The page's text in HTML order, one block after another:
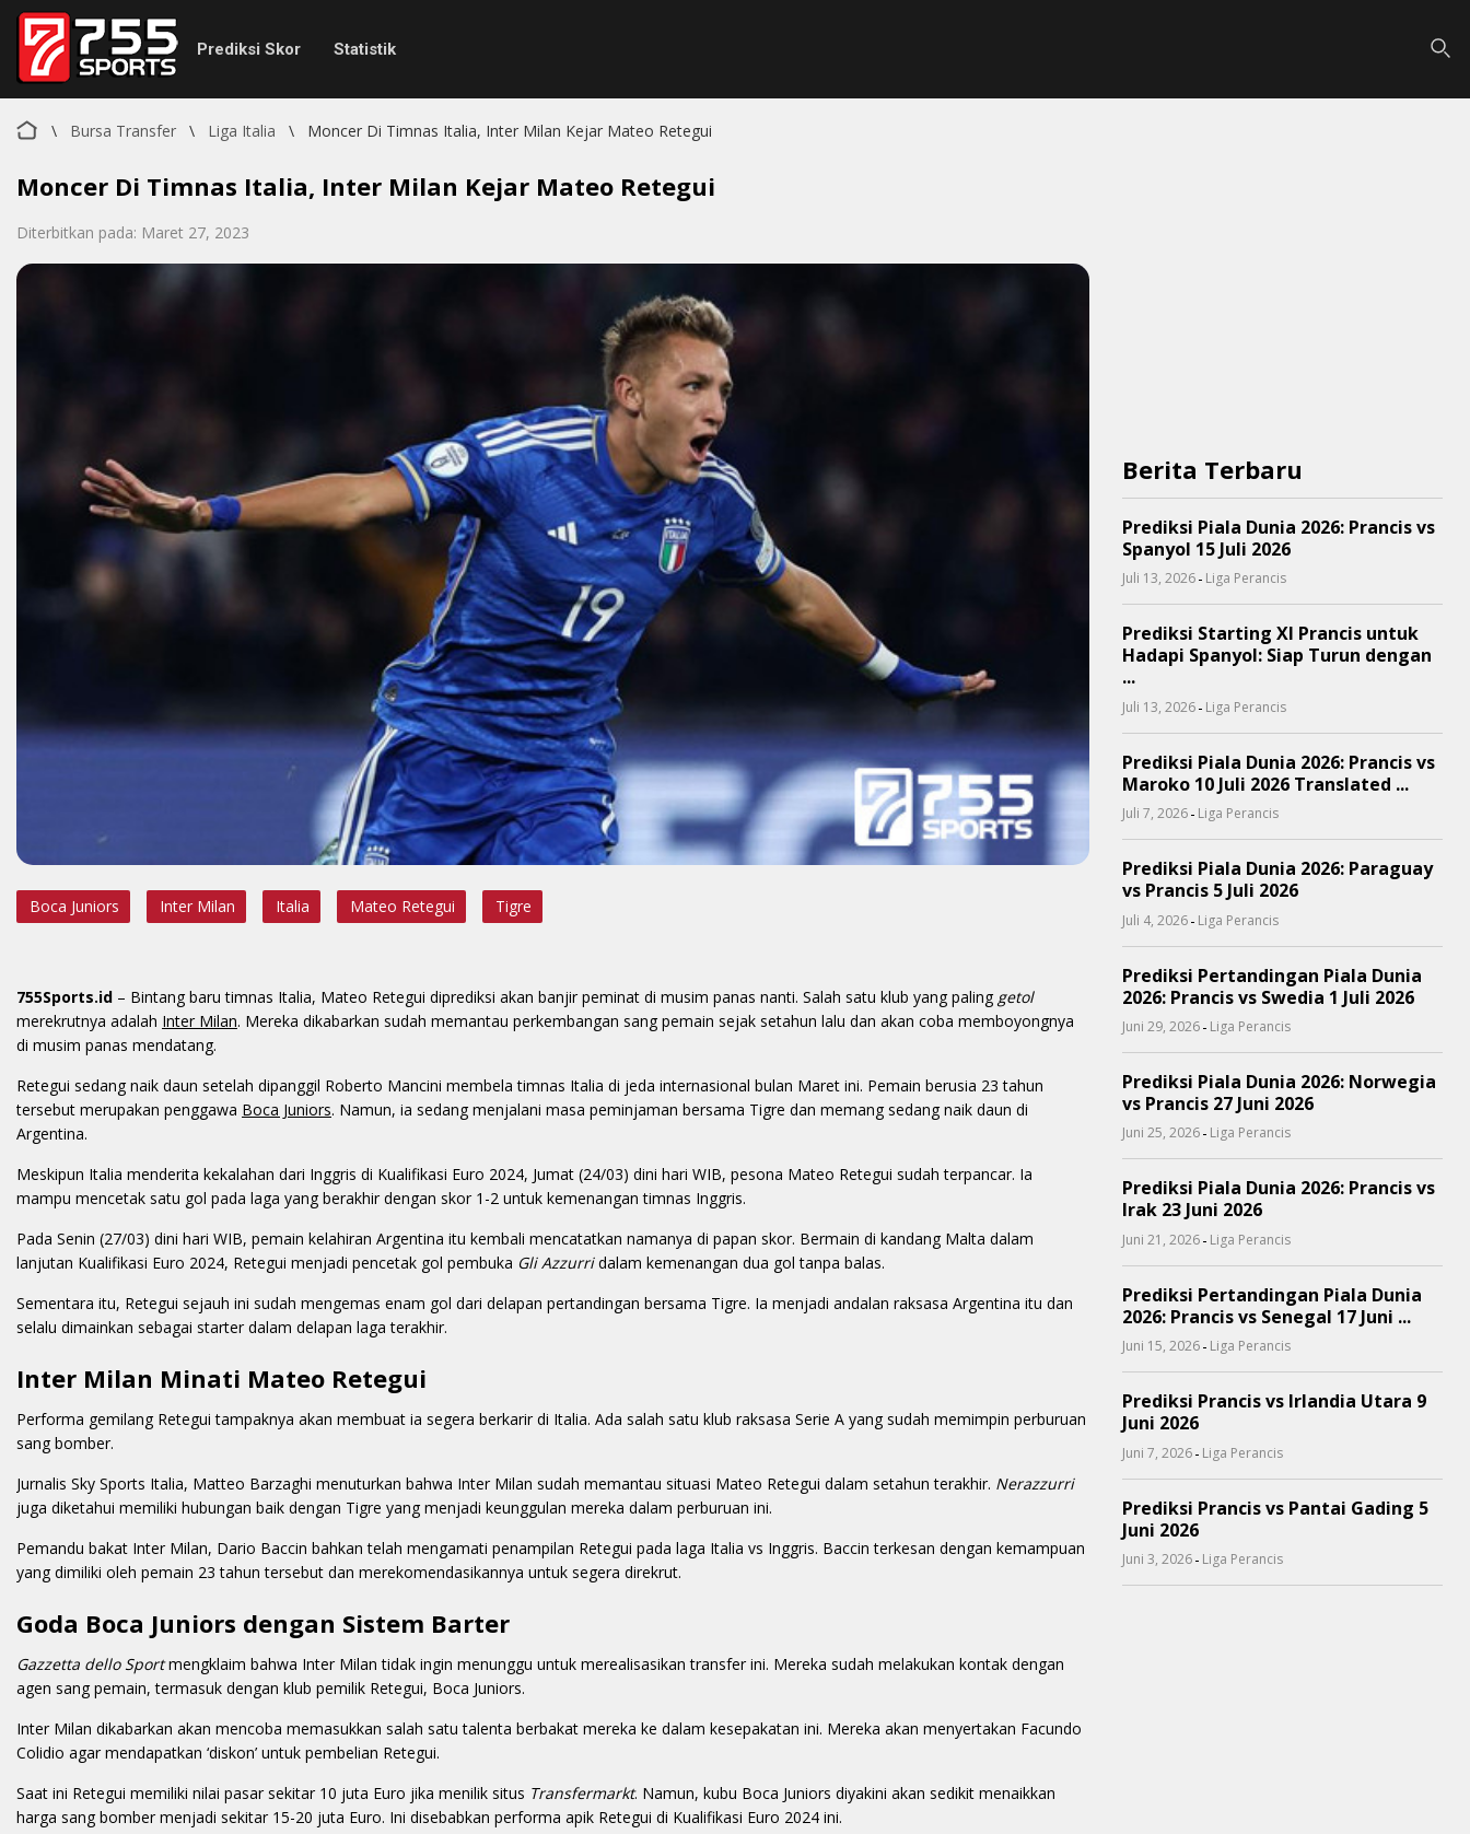
Prediksi Skor Statistik
\ Bursa Transfer \ Liga Italia \ Moncer Di Timnas Italia, Inter Milan Kejar Mateo Retegui
Moncer Di Timnas Italia, Inter Milan Kejar Mateo Retegui
Diterbitkan pada: Maret 27, 2023
Boca Juniors Inter Milan Italia Mateo Retegui Tigre
755Sports.id – Bintang baru timnas Italia, Mateo Retegui diprediksi akan banjir peminat di musim panas nanti. Salah satu klub yang paling getol
merekrutnya adalah Inter Milan. Mereka dikabarkan sudah memantau perkembangan sang pemain sejak setahun lalu dan akan coba memboyongnya
di musim panas mendatang.
Retegui sedang naik daun setelah dipanggil Roberto Mancini membela timnas Italia di jeda internasional bulan Maret ini. Pemain berusia 23 tahun
tersebut merupakan penggawa Boca Juniors. Namun, ia sedang menjalani masa peminjaman bersama Tigre dan memang sedang naik daun di
Argentina.
Meskipun Italia menderita kekalahan dari Inggris di Kualifikasi Euro 2024, Jumat (24/03) dini hari WIB, pesona Mateo Retegui sudah terpancar. Ia
mampu mencetak satu gol pada laga yang berakhir dengan skor 1-2 untuk kemenangan timnas Inggris.
Pada Senin (27/03) dini hari WIB, pemain kelahiran Argentina itu kembali mencatatkan namanya di papan skor. Bermain di kandang Malta dalam
lanjutan Kualifikasi Euro 2024, Retegui menjadi pencetak gol pembuka Gli Azzurridalam kemenangan dua gol tanpa balas.
Sementara itu, Retegui sejauh ini sudah mengemas enam gol dari delapan pertandingan bersama Tigre. Ia menjadi andalan raksasa Argentina itu dan
selalu dimainkan sebagai starter dalam delapan laga terakhir.
Inter Milan Minati Mateo Retegui
Performa gemilang Retegui tampaknya akan membuat ia segera berkarir di Italia. Ada salah satu klub raksasa Serie A yang sudah memimpin perburuan
sang bomber.
Jurnalis Sky Sports Italia, Matteo Barzaghi menuturkan bahwa Inter Milan sudah memantau situasi Mateo Retegui dalam setahun terakhir. Nerazzurri
juga diketahui memiliki hubungan baik dengan Tigre yang menjadi keunggulan mereka dalam perburuan ini.
Pemandu bakat Inter Milan, Dario Baccin bahkan telah mengamati penampilan Retegui pada laga Italia vs Inggris. Baccin terkesan dengan kemampuan
yang dimiliki oleh pemain 23 tahun tersebut dan merekomendasikannya untuk segera direkrut.
Goda Boca Juniors dengan Sistem Barter
Gazzetta dello Sportmengklaim bahwa Inter Milan tidak ingin menunggu untuk merealisasikan transfer ini. Mereka sudah melakukan kontak dengan
agen sang pemain, termasuk dengan klub pemilik Retegui, Boca Juniors.
Inter Milan dikabarkan akan mencoba memasukkan salah satu talenta berbakat mereka ke dalam kesepakatan ini. Mereka akan menyertakan Facundo
Colidio agar mendapatkan ‘diskon’ untuk pembelian Retegui.
Saat ini Retegui memiliki nilai pasar sekitar 10 juta Euro jika menilik situs Transfermarkt. Namun, kubu Boca Juniors diyakini akan sedikit menaikkan
harga sang bomber menjadi sekitar 15-20 juta Euro. Ini disebabkan performa apik Retegui di Kualifikasi Euro 2024 ini.
Berita Terbaru
Prediksi Piala Dunia 2026: Prancis vs
Spanyol 15 Juli 2026
Juli 13, 2026 - Liga Perancis
Prediksi Starting XI Prancis untuk
Hadapi Spanyol: Siap Turun dengan
...
Juli 13, 2026 - Liga Perancis
Prediksi Piala Dunia 2026: Prancis vs
Maroko 10 Juli 2026 Translated ...
Juli 7, 2026 - Liga Perancis
Prediksi Piala Dunia 2026: Paraguay
vs Prancis 5 Juli 2026
Juli 4, 2026 - Liga Perancis
Prediksi Pertandingan Piala Dunia
2026: Prancis vs Swedia 1 Juli 2026
Juni 29, 2026 - Liga Perancis
Prediksi Piala Dunia 2026: Norwegia
vs Prancis 27 Juni 2026
Juni 25, 2026 - Liga Perancis
Prediksi Piala Dunia 2026: Prancis vs
Irak 23 Juni 2026
Juni 21, 2026 - Liga Perancis
Prediksi Pertandingan Piala Dunia
2026: Prancis vs Senegal 17 Juni ...
Juni 15, 2026 - Liga Perancis
Prediksi Prancis vs Irlandia Utara 9
Juni 2026
Juni 7, 2026 - Liga Perancis
Prediksi Prancis vs Pantai Gading 5
Juni 2026
Juni 3, 2026 - Liga Perancis